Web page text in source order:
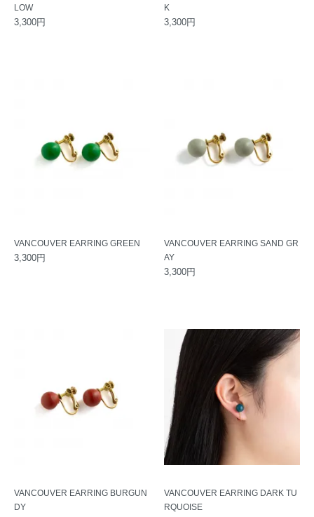
LOW
3,300円
K
3,300円
VANCOUVER EARRING GREEN
3,300円
VANCOUVER EARRING SAND GR
AY
3,300円
VANCOUVER EARRING BURGUN
DY
VANCOUVER EARRING DARK TU
RQUOISE